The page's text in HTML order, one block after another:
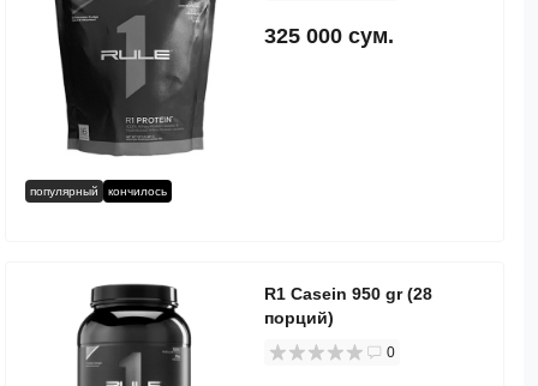
популярный кончилось
325 000 сум.
R1 Casein 950 gr (28
порций)
0